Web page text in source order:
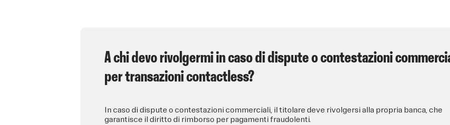
A chi devo rivolgermi in caso di dispute o contestazioni
per transazioni contactless?
In caso di dispute o contestazioni commerciali, il titolare deve rivolgersi alla propria banca, che
garantisce il diritto di rimborso per pagamenti fraudolenti.